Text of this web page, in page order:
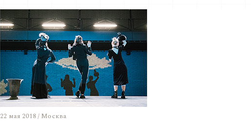
22 мая 2018 / Москва